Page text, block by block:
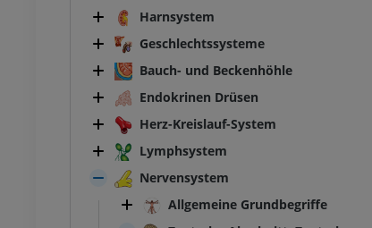
Harnsystem
Geschlechtssysteme
Bauch- und Beckenhöhle
Endokrinen Drüsen
Herz-Kreislauf-System
Lymphsystem
Nervensystem
Allgemeine Grundbegriffe